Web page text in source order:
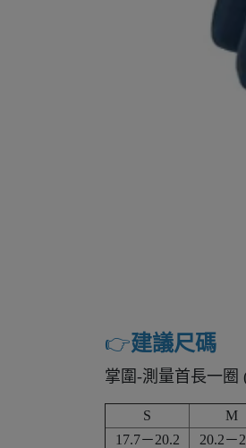
👉️建議尺碼
掌圍-測量首長一圈
S M
17.7－20.2
20.2－